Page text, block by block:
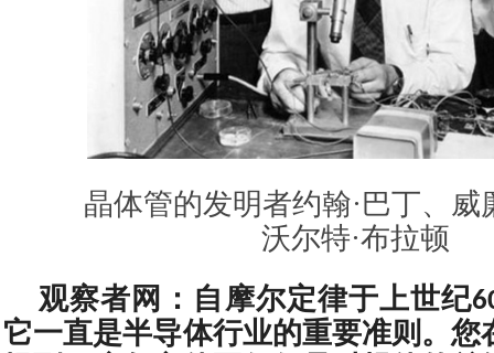
晶体管的发明者约翰·巴丁、威
沃尔特·布拉顿
观察者网：自摩尔定律于上世纪
它一直是半导体行业的重要准则。您